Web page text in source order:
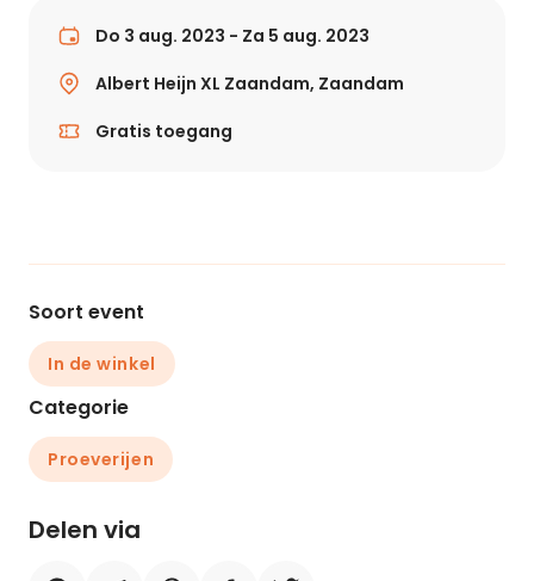
Do 3 aug. 2023 - Za 5 aug. 2023
Albert Heijn XL Zaandam, Zaandam
Gratis toegang
Soort event
In de winkel
Categorie
Proeverijen
Delen via